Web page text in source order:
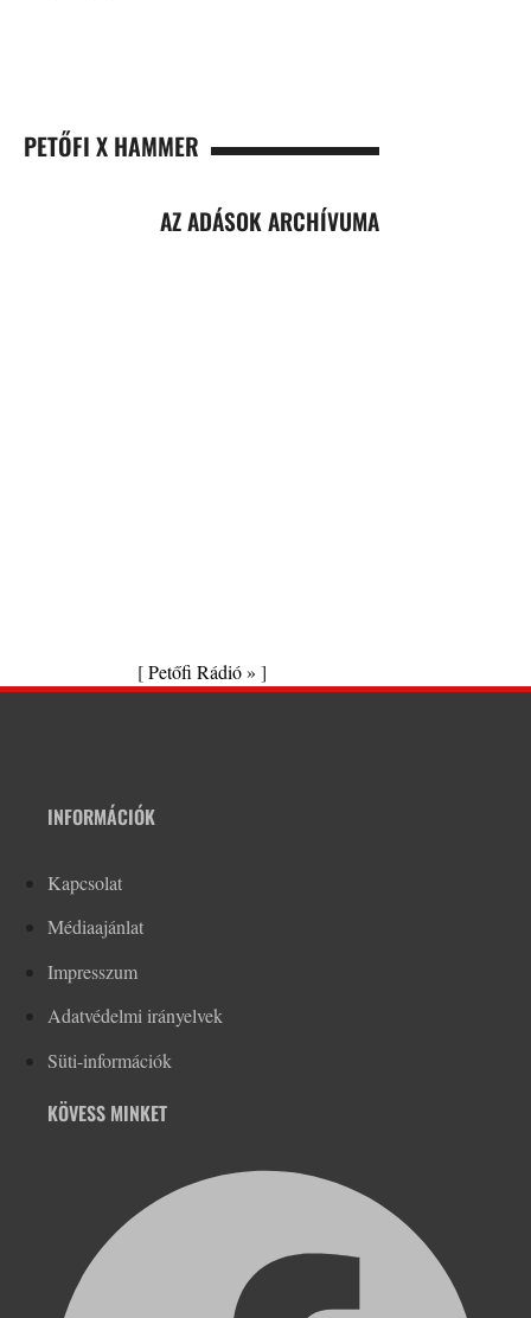
PETŐFI X HAMMER
AZ ADÁSOK ARCHÍVUMA
[Petőfi Rádió » ]
INFORMÁCIÓK
Kapcsolat
Médiaajánlat
Impresszum
Adatvédelmi irányelvek
Süti-információk
KÖVESS MINKET